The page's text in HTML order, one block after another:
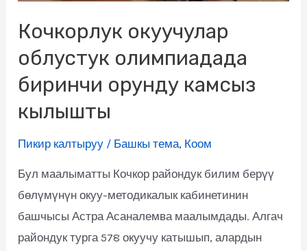
Кочкорлук окуучулар
облустук олимпиадада
биринчи орунду камсыз
кылышты
Пикир калтыруу / Башкы тема, Коом
Бул маалыматты Кочкор райондук билим берүү
бөлүмүнүн окуу-методикалык кабинетинин
башчысы Астра Асаналемва маалымдады. Алгач
райондук турга 578 окуучу катышып, алардын